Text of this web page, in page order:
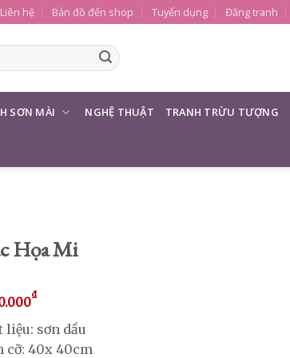
Liên hệ Bản đồ đến shop Tuyển dụng Đăng tranh
SƠN MÀI NGHỆ THUẬT TRANH TRỪU TƯỢNG
Họa Mi
₫
liệu: sơn dầu
cỡ: 40x 40cm